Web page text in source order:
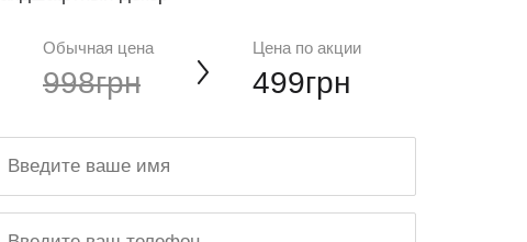
Обычная цена
998грн
Цена по акции
499грн